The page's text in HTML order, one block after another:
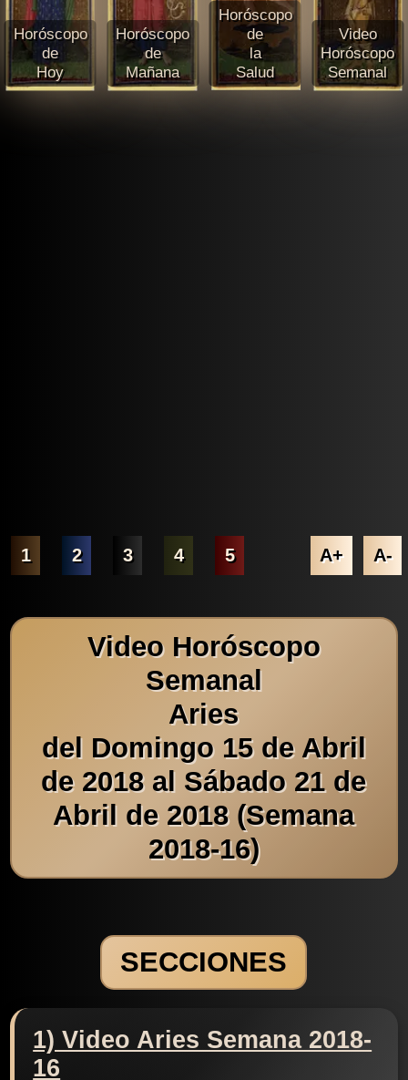
Horóscopo
de
Hoy
Horóscopo
de
Mañana
Horóscopo
de
la
Salud
Video
Horóscopo
Semanal
1 2 3 4 5 A+ A-
Video Horóscopo
Semanal
Aries
del Domingo 15 de Abril
de 2018 al Sábado 21 de
Abril de 2018 (Semana
2018-16)
SECCIONES
1) Video Aries Semana 2018-
16